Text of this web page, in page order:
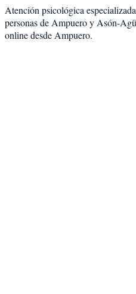
Atención psicológica
personas de Ampueroy Asón-
online desde Ampuero.